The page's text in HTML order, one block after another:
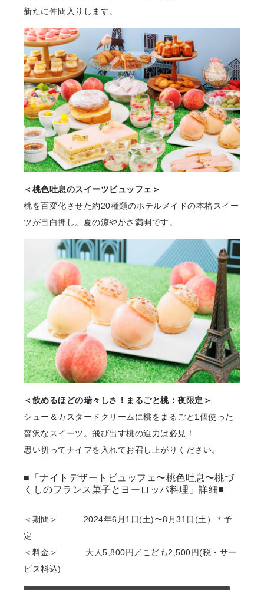
新たに仲間⼊りします。
＜桃⾊吐息のスイーツビュッフェ＞
桃を百変化させた約20種類のホテルメイドの本格スイー
ツが⽬⽩押し。夏の涼やかさ満開です。
＜飲めるほどの瑞々しさ！まるごと桃：夜限定＞
シュー＆カスタードクリームに桃をまるごと1個使った
贅沢なスイーツ。⾶び出す桃の迫⼒は必⾒！
思い切ってナイフを⼊れてお召し上がりください。
■「ナイトデザートビュッフェ〜桃⾊吐息〜桃づ
くしのフランス菓⼦とヨーロッパ料理」詳細■
＜期間＞ 2024年6⽉1⽇(土)〜8⽉31⽇(土）＊予
定
＜料金＞ ⼤⼈5,800円／こども2,500円(税・サー
ビス料込)